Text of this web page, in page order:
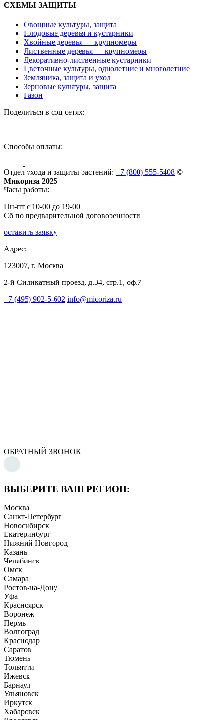
СХЕМЫ ЗАЩИТЫ
Овощные культуры, защита
Плодовые деревья и кустарники
Хвойные деревья — крупномеры
Лиственные деревья — крупномеры
Декоративно-лиственные кустарники
Цветочные культуры, однолетние и многолетние
Земляника, защита и уход
Зерновые культуры, защита
Газон
Поделиться в соц сетях:
Способы оплаты:
Отдел ухода и защиты растений: +7 (800) 555-5408 ©
Микориза 2025
Часы работы:
Пн-пт с 10-00 до 19-00
Сб по предварительной договоренности
оставить заявку
Адрес:
123007, г. Москва
2-й Силикатный проезд, д.34, стр.1, оф.7
+7 (495) 902-5-602 info@micoriza.ru
ОБРАТНЫЙ ЗВОНОК
ВЫБЕРИТЕ ВАШ РЕГИОН:
Москва
Санкт-Петербург
Новосибирск
Екатеринбург
Нижний Новгород
Казань
Челябинск
Омск
Самара
Ростов-на-Дону
Уфа
Красноярск
Воронеж
Пермь
Волгоград
Краснодар
Саратов
Тюмень
Тольятти
Ижевск
Барнаул
Ульяновск
Иркутск
Хабаровск